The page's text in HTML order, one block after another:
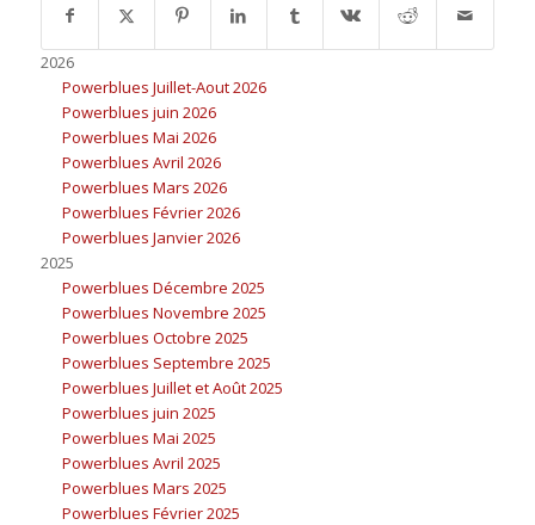
2026
Powerblues Juillet-Aout 2026
Powerblues juin 2026
Powerblues Mai 2026
Powerblues Avril 2026
Powerblues Mars 2026
Powerblues Février 2026
Powerblues Janvier 2026
2025
Powerblues Décembre 2025
Powerblues Novembre 2025
Powerblues Octobre 2025
Powerblues Septembre 2025
Powerblues Juillet et Août 2025
Powerblues juin 2025
Powerblues Mai 2025
Powerblues Avril 2025
Powerblues Mars 2025
Powerblues Février 2025